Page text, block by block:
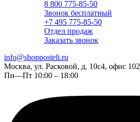
8 800 775-85-50
Звонок бесплатный
+7 495 775-85-50
Отдел продаж
Заказать звонок
info@shopposteli.ru
Москва, ул. Расковой, д. 10с4, офис 102
Пн—Пт 10:00 – 18:00